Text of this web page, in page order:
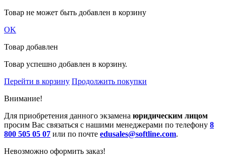
Товар не может быть добавлен в корзину
OK
Товар добавлен
Товар успешно добавлен в корзину.
Перейти в корзину Продолжить покупки
Внимание!
Для приобретения данного экзамена юридическим лицом
просим Вас связаться с нашими менеджерами по телефону 8
800 505 05 07 или по почте edusales@softline.com.
Невозможно оформить заказ!